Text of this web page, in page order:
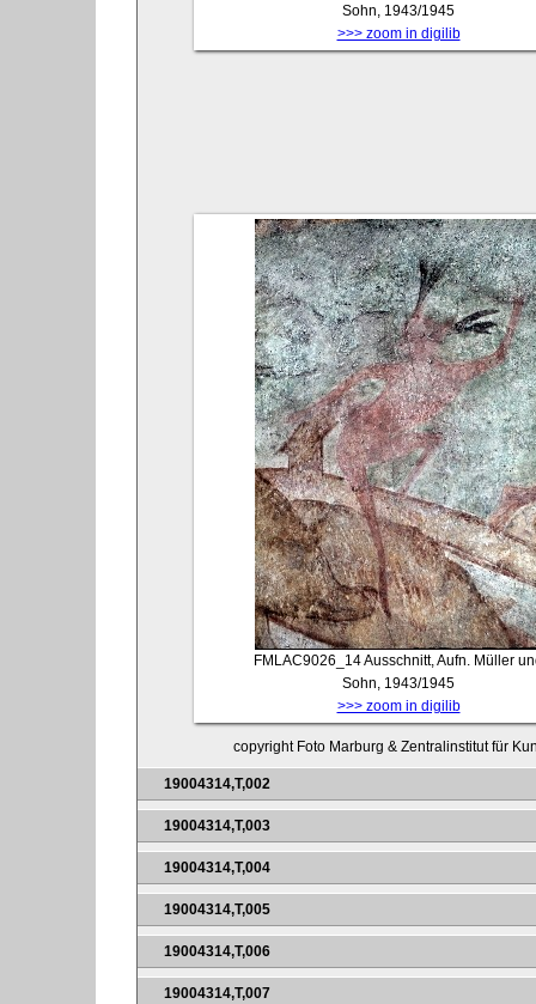
Sohn, 1943/1945
>>> zoom in digilib
FMLAC9026_14Ausschnitt, Aufn. Müller
Sohn, 1943/1945
>>> zoom in digilib
copyright Foto Marburg & Zentralinstitut für
19004314,T,002
19004314,T,003
19004314,T,004
19004314,T,005
19004314,T,006
19004314,T,007